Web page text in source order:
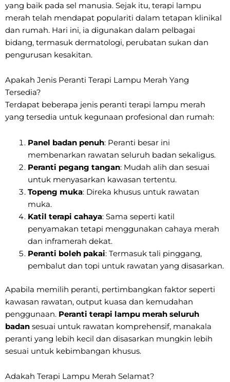
yang baik pada sel manusia. Sejak itu, terapi lampu
merah telah mendapat populariti dalam tetapan klinikal
dan rumah. Hari ini, ia digunakan dalam pelbagai
bidang, termasuk dermatologi, perubatan sukan dan
pengurusan kesakitan.
Apakah Jenis Peranti Terapi Lampu Merah Yang
Tersedia?
Terdapat beberapa jenis peranti terapi lampu merah
yang tersedia untuk kegunaan profesional dan rumah:
Panel badan penuh: Peranti besar ini
membenarkan rawatan seluruh badan sekaligus.
Peranti pegang tangan: Mudah alih dan sesuai
untuk menyasarkan kawasan tertentu.
Topeng muka: Direka khusus untuk rawatan
muka.
Katil terapi cahaya: Sama seperti katil
penyamakan tetapi menggunakan cahaya merah
dan inframerah dekat.
Peranti boleh pakai: Termasuk tali pinggang,
pembalut dan topi untuk rawatan yang disasarkan.
Apabila memilih peranti, pertimbangkan faktor seperti
kawasan rawatan, output kuasa dan kemudahan
penggunaan. Peranti terapi lampu merah seluruh
badan sesuai untuk rawatan komprehensif, manakala
peranti yang lebih kecil dan disasarkan mungkin lebih
sesuai untuk kebimbangan khusus.
Adakah Terapi Lampu Merah Selamat?